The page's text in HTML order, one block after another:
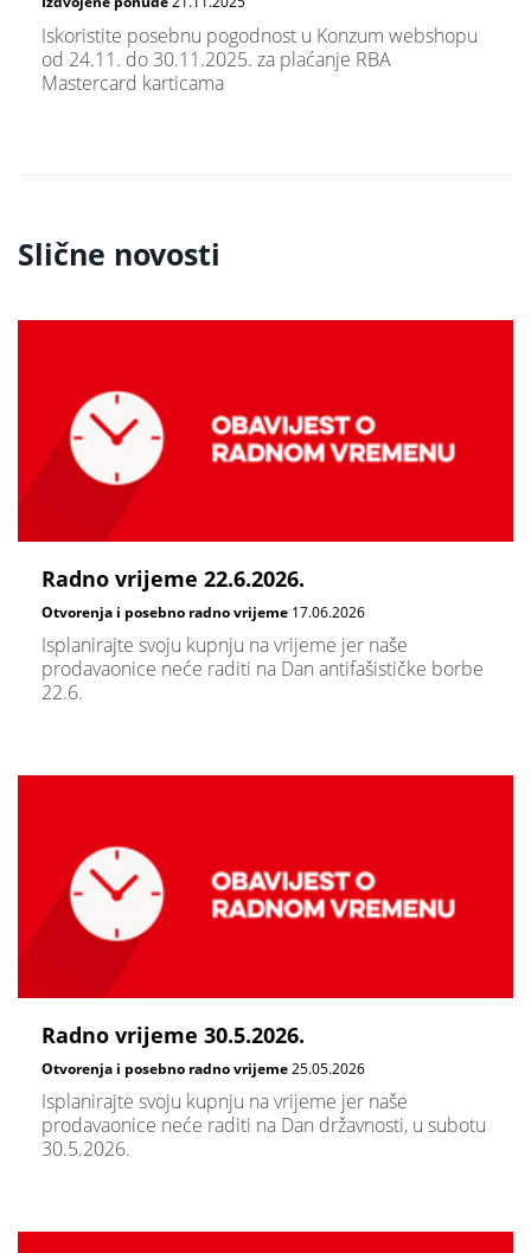
Iskoristite posebnu pogodnost u Konzum webshopu
od 24.11. do 30.11.2025. za plaćanje RBA
Mastercard karticama
Slične novosti
Radno vrijeme 22.6.2026.
Otvorenja i posebno radno vrijeme 17.06.2026
Isplanirajte svoju kupnju na vrijeme jer naše
prodavaonice neće raditi na Dan antifašističke borbe
22.6.
Radno vrijeme 30.5.2026.
Otvorenja i posebno radno vrijeme25.05.2026
Isplanirajte svoju kupnju na vrijeme jer naše
prodavaonice neće raditi na Dan državnosti, u subotu
30.5.2026.